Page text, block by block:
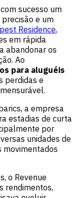
sucesso um
e um
Residence,
em rápida
abandonar os
Ao
para aluguéis
perdidas e
a empresa
estadias de curta
por
unidades de
movimentados
o Revenue
rendimentos,